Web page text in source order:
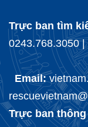
Trực ban tìm
0243.768.3050 |
Email:
Trực ban